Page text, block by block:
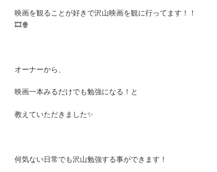
映画を観ることが好きで沢山映画を観に行ってます！！
🎞️🍿
オーナーから、
映画一本みるだけでも勉強になる！と
教えていただきました✨
何気ない日常でも沢山勉強する事ができます！